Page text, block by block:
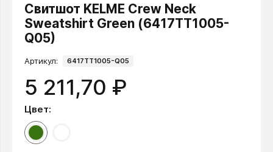
Свитшот KELME Сrew Neck
Sweatshirt Green (6417TT1005-
Q05)
Артикул: 6417TT1005-Q05
5 211,70 ₽
Цвет: